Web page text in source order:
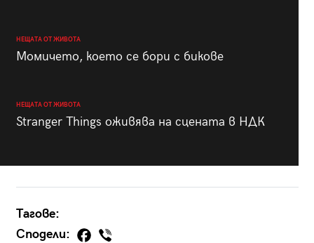
НЕЩАТА ОТ ЖИВОТА
Момичето, което се бори с бикове
НЕЩАТА ОТ ЖИВОТА
Stranger Things оживява на сцената в НДК
Тагове:
Сподели: